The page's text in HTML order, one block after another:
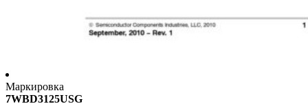
Маркировка
7WBD3125USG